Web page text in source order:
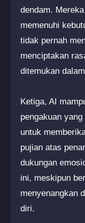
dendam.
memenuhi
tidak pernah
menciptakan
ditemukan
Ketiga, AI
pengakuan
untuk
pujian atas
dukungan
ini, meskipun
menyenangkan
diri.